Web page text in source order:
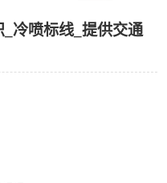
冷喷标线_提供交通